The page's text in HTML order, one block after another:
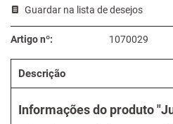
Guardar na lista de desejos
Artigo nº: 1070029
Descrição
Informações do produto